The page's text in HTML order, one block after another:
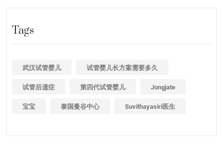
Tags
武汉试管婴儿 试管婴儿长方案需要多久
试管后遗症 第四代试管婴儿 Jongjate
宝宝 泰国曼谷中心 Suvithayasiri医生